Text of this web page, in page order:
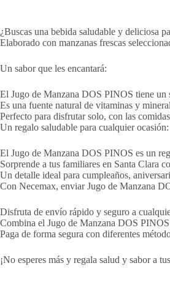
¿Buscas una bebida saludable y deliciosa
Elaborado con manzanas frescas
Un sabor que les encantará:
El Jugo de Manzana DOS PINOS tiene un
Es una fuente natural de vitaminas y
Perfecto para disfrutar solo, con las
Un regalo saludable para cualquier ocasión:
El Jugo de Manzana DOS PINOS es un
Sorprende a tus familiares en Santa Clara
Un detalle ideal para cumpleaños,
Con Necemax, enviar Jugo de Manzana
Disfruta de envío rápido y seguro a
Combina el Jugo de Manzana DOS
Paga de forma segura con diferentes
¡No esperes más y regala salud y sabor a